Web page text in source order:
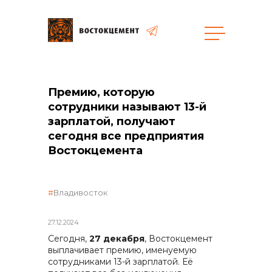
общая информация
реализация неликвидов
Премию, которую
сотрудники называют 13-й
зарплатой, получают
сегодня все предприятия
Востокцемента
27.12.2024
Владивосток
Сегодня, 27 декабря, Востокцемент
выплачивает премию, именуемую
сотрудниками 13-й зарплатой. Её